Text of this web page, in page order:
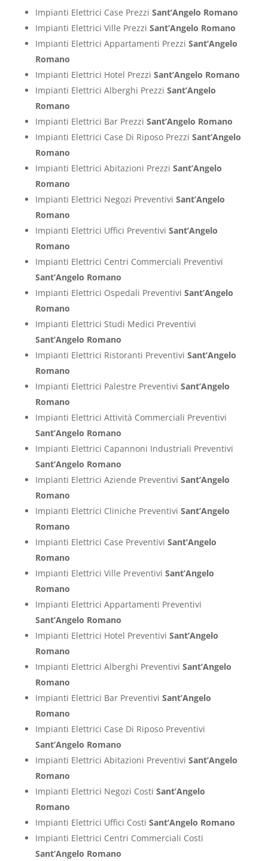
Impianti Elettrici Case Prezzi Sant’Angelo Romano
Impianti Elettrici Ville Prezzi Sant’Angelo Romano
Impianti Elettrici Appartamenti Prezzi Sant’Angelo
Romano
Impianti Elettrici Hotel Prezzi Sant’Angelo Romano
Impianti Elettrici Alberghi Prezzi Sant’Angelo
Romano
Impianti Elettrici Bar Prezzi Sant’Angelo Romano
Impianti Elettrici Case Di Riposo Prezzi Sant’Angelo
Romano
Impianti Elettrici Abitazioni Prezzi Sant’Angelo
Romano
Impianti Elettrici Negozi Preventivi Sant’Angelo
Romano
Impianti Elettrici Uffici Preventivi Sant’Angelo
Romano
Impianti Elettrici Centri Commerciali Preventivi
Sant’Angelo Romano
Impianti Elettrici Ospedali Preventivi Sant’Angelo
Romano
Impianti Elettrici Studi Medici Preventivi
Sant’Angelo Romano
Impianti Elettrici Ristoranti Preventivi Sant’Angelo
Romano
Impianti Elettrici Palestre Preventivi Sant’Angelo
Romano
Impianti Elettrici Attività Commerciali Preventivi
Sant’Angelo Romano
Impianti Elettrici Capannoni Industriali Preventivi
Sant’Angelo Romano
Impianti Elettrici Aziende Preventivi Sant’Angelo
Romano
Impianti Elettrici Cliniche Preventivi Sant’Angelo
Romano
Impianti Elettrici Case Preventivi Sant’Angelo
Romano
Impianti Elettrici Ville Preventivi Sant’Angelo
Romano
Impianti Elettrici Appartamenti Preventivi
Sant’Angelo Romano
Impianti Elettrici Hotel Preventivi Sant’Angelo
Romano
Impianti Elettrici Alberghi Preventivi Sant’Angelo
Romano
Impianti Elettrici Bar Preventivi Sant’Angelo
Romano
Impianti Elettrici Case Di Riposo Preventivi
Sant’Angelo Romano
Impianti Elettrici Abitazioni Preventivi Sant’Angelo
Romano
Impianti Elettrici Negozi Costi Sant’Angelo
Romano
Impianti Elettrici Uffici Costi Sant’Angelo Romano
Impianti Elettrici Centri Commerciali Costi
Sant’Angelo Romano